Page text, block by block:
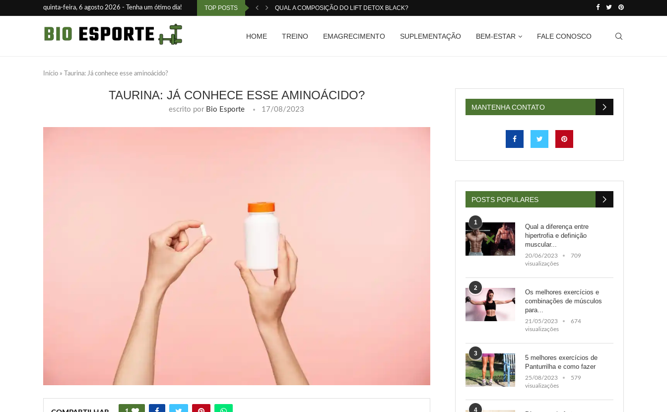
quinta-feira, 6 agosto 2026 - Tenha um ótimo dia! TOP POSTS QUAL A COMPOSIÇÃO DO LIFT DETOX BLACK?
HOME TREINO EMAGRECIMENTO SUPLEMENTAÇÃO BEM-ESTAR FALE CONOSCO
Início » Taurina: Já conhece esse aminoácido?
TAURINA: JÁ CONHECE ESSE AMINOÁCIDO?
escrito por Bio Esporte 17/08/2023 MANTENHA CONTATO
POSTS POPULARES
1
Qual a diferença entre
hipertrofia e definição
muscular...
20/06/2023
709
visualizações
2
Os melhores exercícios e
combinações de músculos
para...
21/05/2023
674
visualizações
3
5 melhores exercícios de
Panturrilha e como fazer
25/08/2023
579
visualizações
4